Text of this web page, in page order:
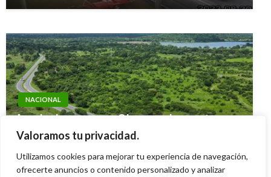
Valoramos tu privacidad.
Utilizamos cookies para mejorar tu experiencia de navegación,
ofrecerte anuncios o contenido personalizado y analizar
lunes agosto 12, 2019
NACIONAL
Aprobado cupo para Obras por Impuestos por
$ 1,1 billones en zonas más afectadas por el
Giovanni Alarcón M. viernes enero 17, 2025